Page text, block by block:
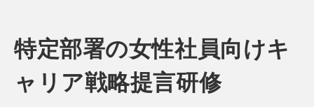
特定部署の女性社員向けキ
ャリア戦略提言研修